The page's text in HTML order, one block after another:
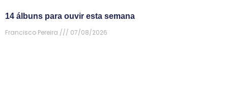
14 álbuns para ouvir esta semana
Francisco Pereira
07/08/2026